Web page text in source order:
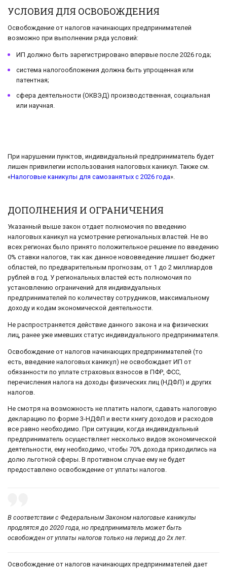
УСЛОВИЯ ДЛЯ ОСВОБОЖДЕНИЯ
Освобождение от налогов начинающих предпринимателей
возможно при выполнении ряда условий:
ИП должно быть зарегистрировано впервые после 2026 года;
система налогообложения должна быть упрощенная или
патентная;
сфера деятельности (ОКВЭД) производственная, социальная
или научная.
При нарушении пунктов, индивидуальный предприниматель будет
лишен привилегии использования налоговых каникул. Также см.
«Налоговые каникулы для самозанятых с 2026 года».
ДОПОЛНЕНИЯ И ОГРАНИЧЕНИЯ
Указанный выше закон отдает полномочия по введению
налоговых каникул на усмотрение региональных властей. Не во
всех регионах было принято положительное решение по введению
0% ставки налогов, так как данное нововведение лишает бюджет
областей, по предварительным прогнозам, от 1 до 2 миллиардов
рублей в год. У региональных властей есть полномочия по
установлению ограничений для индивидуальных
предпринимателей по количеству сотрудников, максимальному
доходу и кодам экономической деятельности.
Не распространяется действие данного закона и на физических
лиц, ранее уже имевших статус индивидуального предпринимателя.
Освобождение от налогов начинающих предпринимателей (то
есть, введение налоговых каникул) не освобождает ИП от
обязанности по уплате страховых взносов в ПФР, ФСС,
перечисления налога на доходы физических лиц (НДФЛ) и других
налогов.
Не смотря на возможность не платить налоги, сдавать налоговую
декларацию по форме 3-НДФЛ и вести книгу доходов и расходов
все равно необходимо. При ситуации, когда индивидуальный
предприниматель осуществляет несколько видов экономической
деятельности, ему необходимо, чтобы 70% дохода приходились на
долю льготной сферы. В противном случае ему не будет
предоставлено освобождение от уплаты налогов.
В соответствии с Федеральным Законом налоговые каникулы
продлятся до 2020 года, но предприниматель может быть
освобожден от уплаты налогов только на период до 2х лет.
Освобождение от налогов начинающих предпринимателей дает